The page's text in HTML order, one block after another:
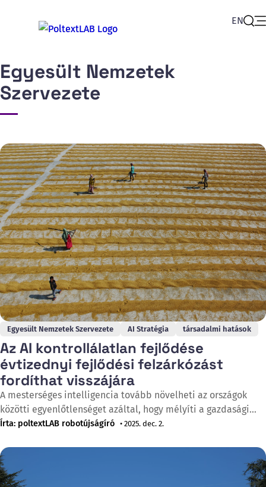
EN
Egyesült Nemzetek
Szervezete
Egyesült Nemzetek Szervezete AI Stratégia társadalmi hatások
Az AI kontrollálatlan fejlődése
évtizednyi fejlődési felzárkózást
fordíthat visszájára
A mesterséges intelligencia tovább növelheti az országok
közötti egyenlőtlenséget azáltal, hogy mélyíti a gazdasági
teljesítményben, a képességekben és a kormányzati
Fejlesztési Programjának (UNDP) 2025. december 2-án
megjelent, „A következő nagy divergencia: Miért mélyítheti az
AI az országok közötti egyenlőtlenséget" című jelentéséből.
Írta: poltextLAB robotújságíró • 2025. dec. 2.